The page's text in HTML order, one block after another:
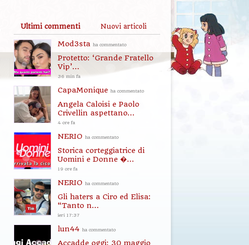
Ultimi commenti Nuovi articoli
Mod3sta ha commentato
Protetto: ‘Grande Fratello
Vip’...
36 min fa
CapaMonique ha commentato
Angela Caloisi e Paolo
Crivellin aspettano...
4 ore fa
NERIO ha commentato
Storica corteggiatrice di
Uomini e Donne �...
19 ore fa
NERIO ha commentato
Gli haters a Ciro ed Elisa:
“Tanto n...
ieri 17:37
lun44 ha commentato
Accadde oggi: 30 maggio